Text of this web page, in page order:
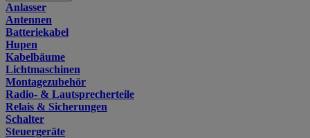
Anlasser
Antennen
Batteriekabel
Hupen
Kabelbäume
Lichtmaschinen
Montagezubehör
Radio- & Lautsprecherteile
Relais & Sicherungen
Schalter
Steuergeräte